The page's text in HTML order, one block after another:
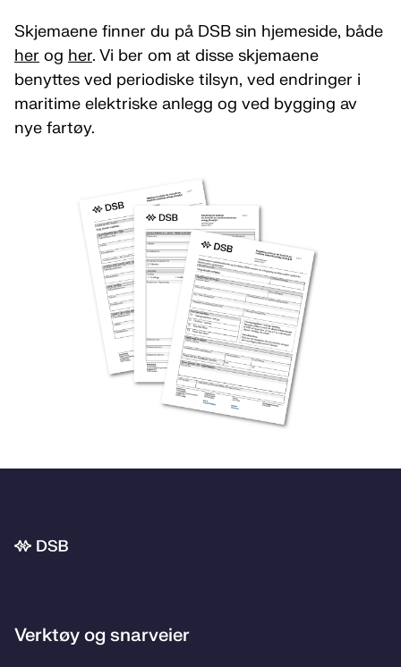
Skjemaene finner du på DSB sin hjemeside, både
her og her. Vi ber om at disse skjemaene
benyttes ved periodiske tilsyn, ved endringer i
maritime elektriske anlegg og ved bygging av
nye fartøy.
Bunnområde
Verktøy og snarveier